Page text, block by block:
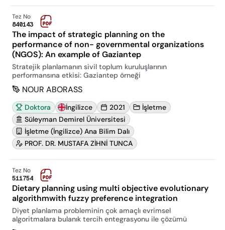
Tez No
840143
The impact of strategic planning on the
performance of non- governmental organizations
(NGOS): An example of Gaziantep
Stratejik planlamanın sivil toplum kuruluşlarının
performansına etkisi: Gaziantep örneği
NOUR ABORASS
Doktora İngilizce 2021
İşletme
Süleyman Demirel Üniversitesi
İşletme (İngilizce) Ana Bilim Dalı
PROF. DR. MUSTAFA ZİHNİ TUNCA
Tez No
511754
Dietary planning using multi objective evolutionary
algorithmwith fuzzy preference integration
Diyet planlama probleminin çok amaçlı evrimsel
algoritmalara bulanık tercih entegrasyonu ile çözümü